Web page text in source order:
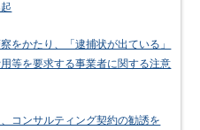
をかたり、「逮捕状が出ている」
等を要求する事業者に関する注意
コンサルティング契約の勧誘を